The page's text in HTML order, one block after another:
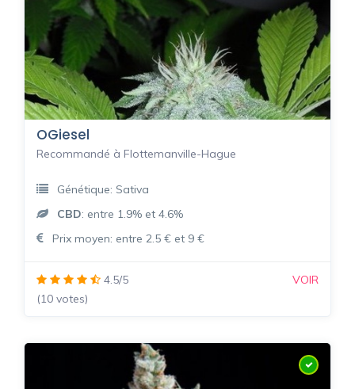
OGiesel
Recommandé à Flottemanville-Hague
Génétique: Sativa
CBD: entre 1.9% et 4.6%
Prix moyen: entre 2.5 € et 9 €
4.5/5
(10 votes)
VOIR